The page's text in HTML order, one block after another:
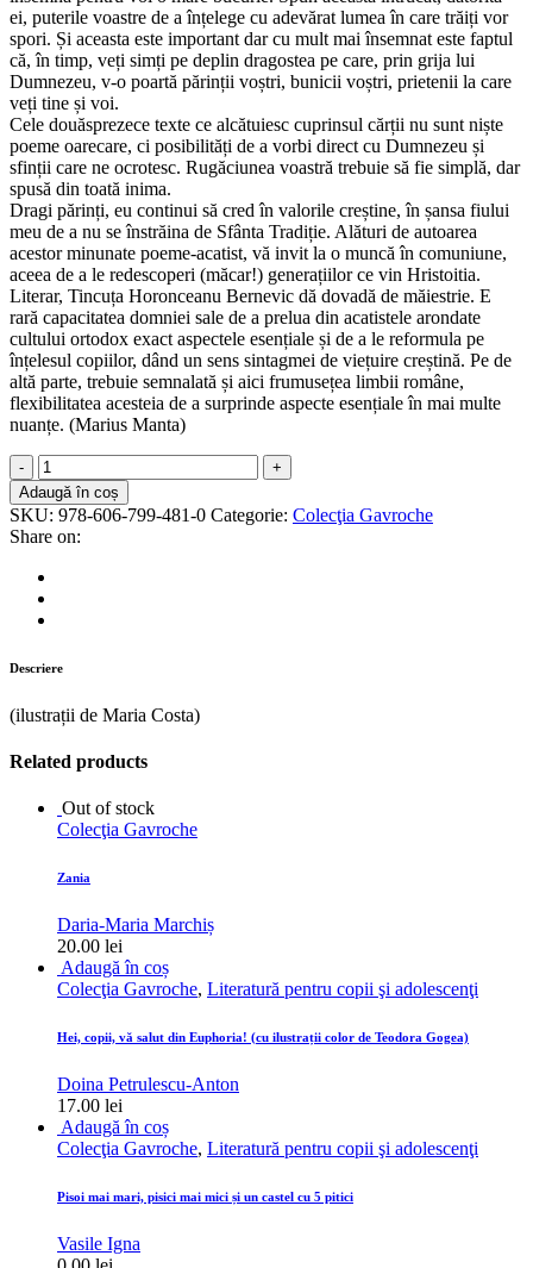
ei, puterile voastre de a înțelege cu adevărat lumea în care trăiți vor
spori. Și aceasta este important dar cu mult mai însemnat este faptul
că, în timp, veți simți pe deplin dragostea pe care, prin grija lui
Dumnezeu, v-o poartă părinții voștri, bunicii voștri, prietenii la care
veți tine și voi.
Cele douăsprezece texte ce alcătuiesc cuprinsul cărții nu sunt niște
poeme oarecare, ci posibilități de a vorbi direct cu Dumnezeu și
sfinții care ne ocrotesc. Rugăciunea voastră trebuie să fie simplă, dar
spusă din toată inima.
Dragi părinți, eu continui să cred în valorile creștine, în șansa fiului
meu de a nu se înstrăina de Sfânta Tradiție. Alături de autoarea
acestor minunate poeme-acatist, vă invit la o muncă în comuniune,
aceea de a le redescoperi (măcar!) generațiilor ce vin Hristoitia.
Literar, Tincuța Horonceanu Bernevic dă dovadă de măiestrie. E
rară capacitatea domniei sale de a prelua din acatistele arondate
cultului ortodox exact aspectele esențiale și de a le reformula pe
înțelesul copiilor, dând un sens sintagmei de viețuire creștină. Pe de
altă parte, trebuie semnalată și aici frumusețea limbii române,
flexibilitatea acesteia de a surprinde aspecte esențiale în mai multe
nuanțe. (Marius Manta)
Imnuri-
acatiste
pentru
copii
quantity
Adaugă în coș
SKU: 978-606-799-481-0 Categorie: Colecţia Gavroche
Share on:
Descriere
(ilustrații de Maria Costa)
Related products
Out of stock
Colecţia Gavroche
Zania
Daria-Maria Marchiș
20.00 lei
Adaugă în coș
Colecţia Gavroche, Literatură pentru copii şi adolescenţi
Hei, copii, vă salut din Euphoria! (cu ilustrații color de Teodora Gogea)
Doina Petrulescu-Anton
17.00 lei
Adaugă în coș
Colecţia Gavroche, Literatură pentru copii şi adolescenţi
Pisoi mai mari, pisici mai mici și un castel cu 5 pitici
Vasile Igna